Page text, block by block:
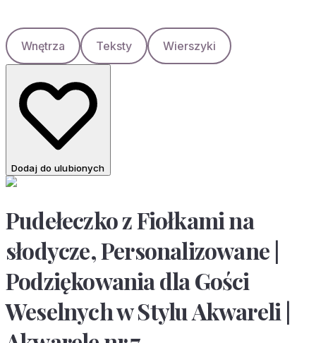
Wnętrza Teksty Wierszyki
Dodaj do ulubionych
Pudełeczko z Fiołkami na
słodycze, Personalizowane |
Podziękowania dla Gości
Weselnych w Stylu Akwareli |